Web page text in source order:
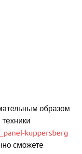
образом
kuppersberg
сможете